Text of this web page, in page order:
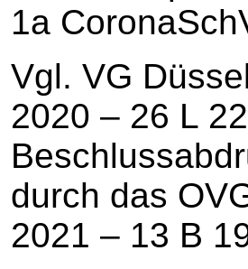
1a
Vgl. VG
2020 – 26 L
durch das
2021 – 13 B